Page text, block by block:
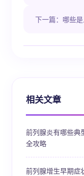
下一篇：哪些
相关文章
前列腺炎有哪些典
全攻略
前列腺增生早期症